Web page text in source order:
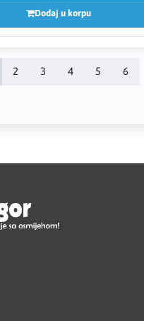
Dodaj u korpu
2 3 4 5 6